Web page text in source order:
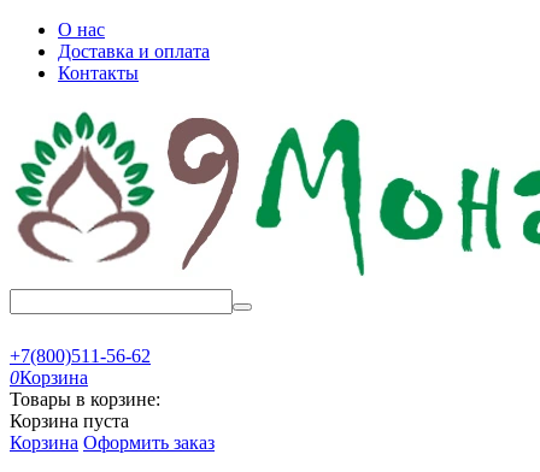
О нас
Доставка и оплата
Контакты
+7(800)511-56-62
0Корзина
Товары в корзине:
Корзина пуста
Корзина Оформить заказ